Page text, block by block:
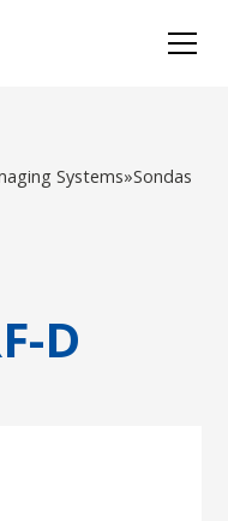
Systems»Sondas
D